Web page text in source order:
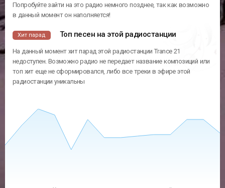
Попробуйте зайти на это радио немного позднее, так как возможно
в данный момент он наполняется!
Хит парад Топ песен на этой радиостанции
На данный момент хит парад этой радиостанции Trance 21
недоступен. Возможно радио не передает название композиций или
топ хит еще не сформировался, либо все треки в эфире этой
радиостанции уникальны